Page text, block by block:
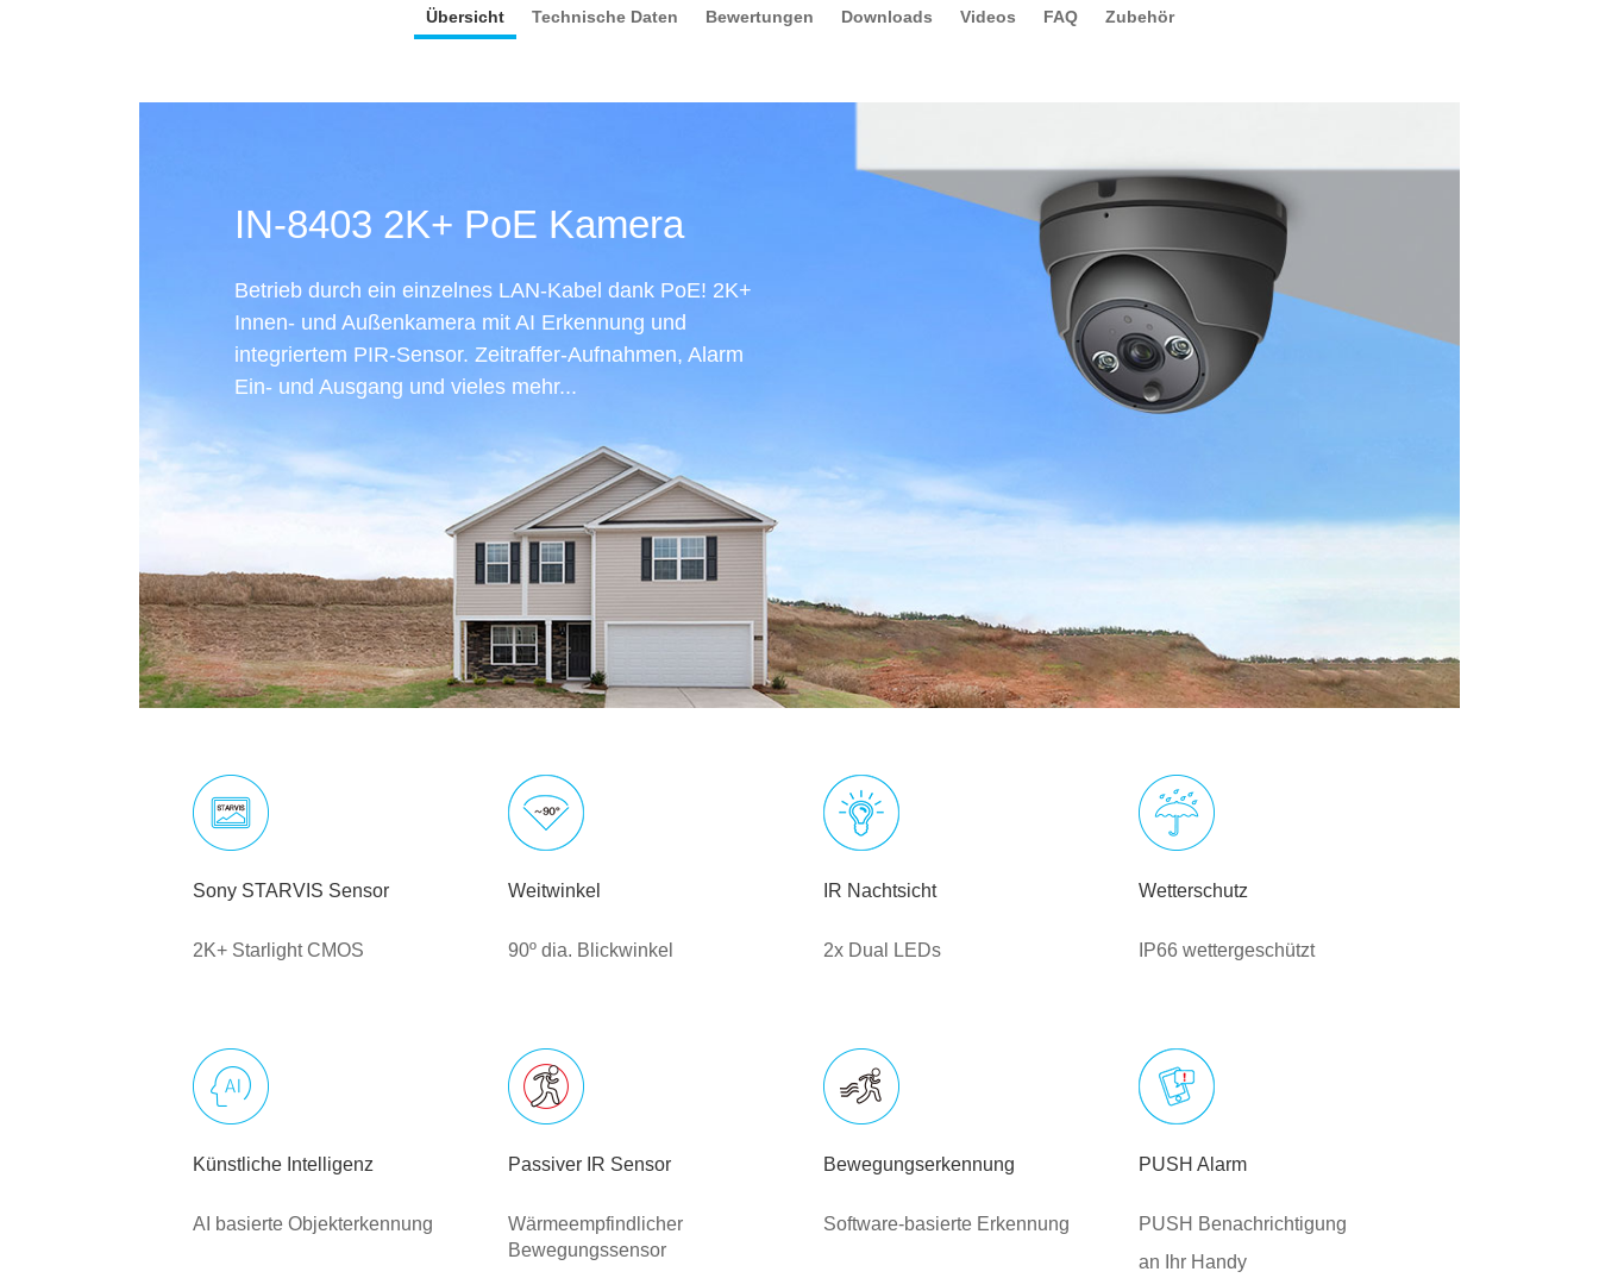
Übersicht
IN-8403 2K+ PoE Kamera
Betrieb durch ein einzelnes LAN-Kabel dank PoE! 2K+
Innen- und Außenkamera mit AI Erkennung und
integriertem PIR-Sensor. Zeitraffer-Aufnahmen, Alarm
Ein- und Ausgang und vieles mehr...
Sony STARVIS Sensor
2K+ Starlight CMOS
Weitwinkel
90º dia. Blickwinkel
IR Nachtsicht
2x Dual LEDs
Wetterschutz
IP66 wettergeschützt
Künstliche Intelligenz
AI basierte Objekterkennung
Passiver IR Sensor
Wärmeempfindlicher
Bewegungssensor
Bewegungserkennung
Software-basierte Erkennung
PUSH Alarm
PUSH Benachrichtigung
an Ihr Handy
Technische Daten Bewertungen Downloads Videos FAQ Zubehör